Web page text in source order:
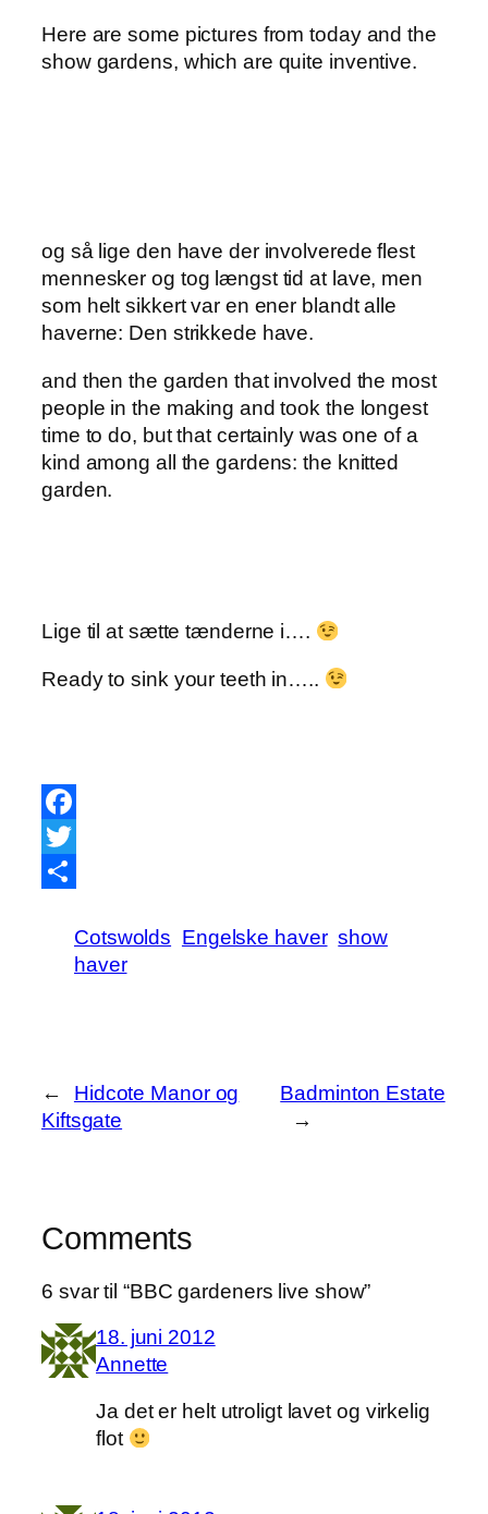
Here are some pictures from today and the
show gardens, which are quite inventive.
og så lige den have der involverede flest
mennesker og tog længst tid at lave, men
som helt sikkert var en ener blandt alle
haverne: Den strikkede have.
and then the garden that involved the most
people in the making and took the longest
time to do, but that certainly was one of a
kind among all the gardens: the knitted
garden.
Lige til at sætte tænderne i….
Ready to sink your teeth in…..
Facebook
Twitter
Cotswolds Engelske haver show
haver
←
Hidcote Manor og
Kiftsgate
Badminton Estate
→
Comments
6 svar til “BBC gardeners live show”
18. juni 2012
Annette
Ja det er helt utroligt lavet og virkelig
flot